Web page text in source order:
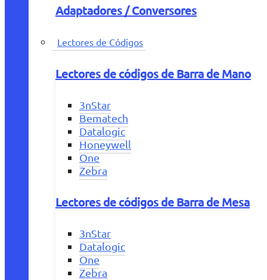
Adaptadores / Conversores
Lectores de Códigos
Lectores de códigos de Barra de Mano
3nStar
Bematech
Datalogic
Honeywell
One
Zebra
Lectores de códigos de Barra de Mesa
3nStar
Datalogic
One
Zebra